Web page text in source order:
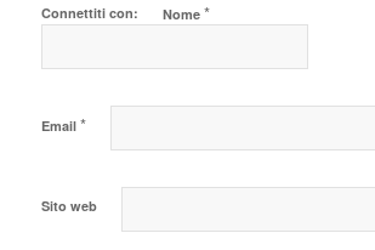
Connettiti con: Nome *
Email *
Sito web